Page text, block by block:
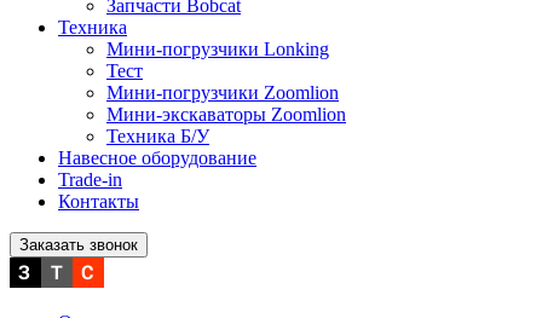
Запчасти Bobcat
Техника
Мини-погрузчики Lonking
Тест
Мини-погрузчики Zoomlion
Мини-экскаваторы Zoomlion
Техника Б/У
Навесное оборудование
Trade-in
Контакты
Заказать звонок